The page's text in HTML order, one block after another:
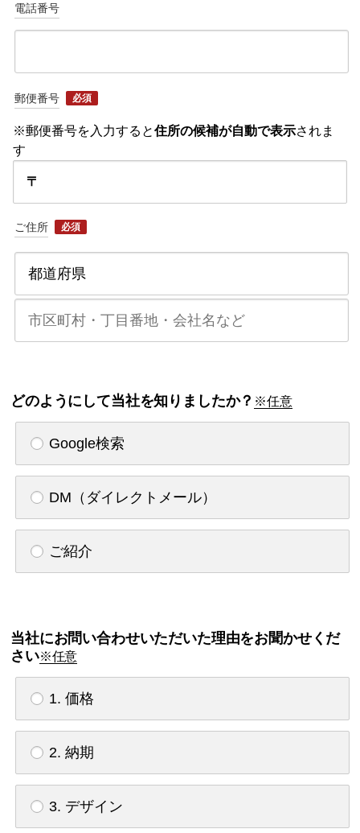
電話番号
郵便番号 必須
※郵便番号を入力すると住所の候補が自動で表示されま
す
〒
ご住所 必須
どのようにして当社を知りましたか？ ※任意
Google検索
DM（ダイレクトメール）
ご紹介
当社にお問い合わせいただいた理由をお聞かせくだ
さい※任意
1. 価格
2. 納期
3. デザイン